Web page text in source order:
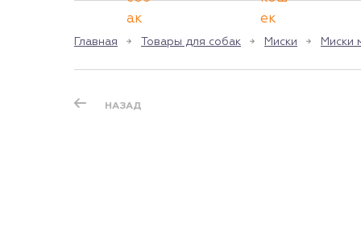
Главная Товары для собак Миски Миски
НАЗАД